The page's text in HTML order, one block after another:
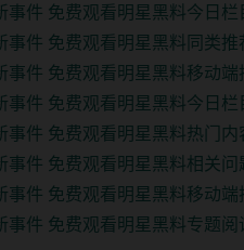
事件 免费观看明星黑料今日栏
事件 免费观看明星黑料同类推
事件 免费观看明星黑料移动端
事件 免费观看明星黑料今日栏
事件 免费观看明星黑料热门内
事件 免费观看明星黑料相关问
事件 免费观看明星黑料移动端
事件 免费观看明星黑料专题阅